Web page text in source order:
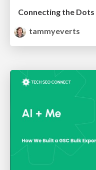
tammyeverts